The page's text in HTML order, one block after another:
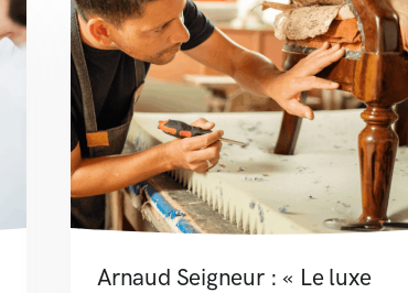
Arnaud Seigneur : « Le luxe